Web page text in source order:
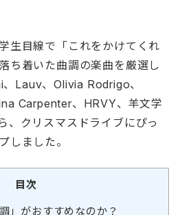
生目線で「これをかけてくれ
ち着いた曲調の楽曲を厳選し
Lauv、Olivia Rodrigo、
Carpenter、HRVY、羊文学
、クリスマスドライブにぴっ
しました。
目次
」がおすすめなのか？